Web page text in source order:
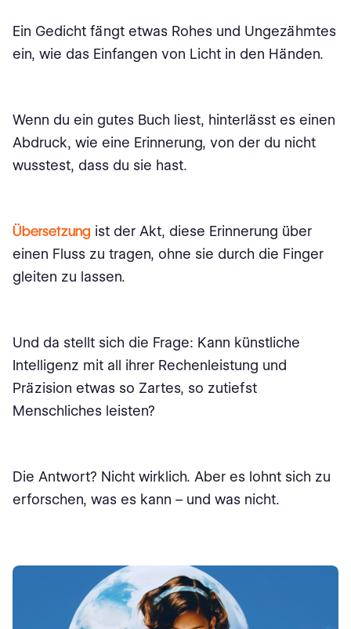
Ein Gedicht fängt etwas Rohes und Ungezähmtes
ein, wie das Einfangen von Licht in den Händen.
Wenn du ein gutes Buch liest, hinterlässt es einen
Abdruck, wie eine Erinnerung, von der du nicht
wusstest, dass du sie hast.
Übersetzung ist der Akt, diese Erinnerung über
einen Fluss zu tragen, ohne sie durch die Finger
gleiten zu lassen.
Und da stellt sich die Frage: Kann künstliche
Intelligenz mit all ihrer Rechenleistung und
Präzision etwas so Zartes, so zutiefst
Menschliches leisten?
Die Antwort? Nicht wirklich. Aber es lohnt sich zu
erforschen, was es kann – und was nicht.